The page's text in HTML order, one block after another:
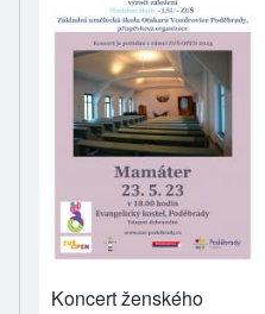
Koncert ženského